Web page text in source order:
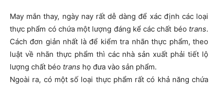
May mắn thay, ngày nay rất dễ dàng để xác định các loại
thực phẩm có chứa một lượng đáng kể các chất béo trans.
Cách đơn giản nhất là để kiểm tra nhãn thực phẩm, theo
luật về nhãn thực phẩm thì các nhà sản xuất phải tiết lộ
lượng chất béo trans họ đưa vào sản phẩm.
Ngoài ra, có một số loại thực phẩm rất có khả năng chứa